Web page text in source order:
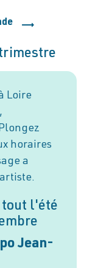
Loire
horaires
a
tout l'été
Jean-